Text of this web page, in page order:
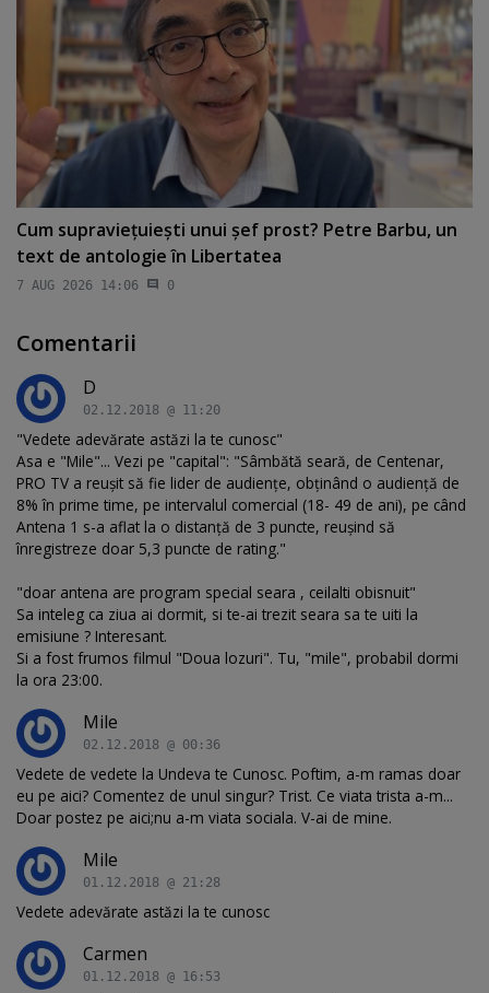
Cum supravieţuieşti unui şef prost? Petre Barbu, un
text de antologie în Libertatea
7 AUG 2026 14:06 0
Comentarii
D
02.12.2018 @ 11:20
"Vedete adevărate astăzi la te cunosc"
Asa e "Mile"... Vezi pe "capital": "Sâmbătă seară, de Centenar,
PRO TV a reuşit să fie lider de audienţe, obţinând o audienţă de
8% în prime time, pe intervalul comercial (18- 49 de ani), pe când
Antena 1 s-a aflat la o distanţă de 3 puncte, reuşind să
înregistreze doar 5,3 puncte de rating."
"doar antena are program special seara , ceilalti obisnuit"
Sa inteleg ca ziua ai dormit, si te-ai trezit seara sa te uiti la
emisiune ? Interesant.
Si a fost frumos filmul "Doua lozuri". Tu, "mile", probabil dormi
la ora 23:00.
Mile
02.12.2018 @ 00:36
Vedete de vedete la Undeva te Cunosc. Poftim, a-m ramas doar
eu pe aici? Comentez de unul singur? Trist. Ce viata trista a-m...
Doar postez pe aici;nu a-m viata sociala. V-ai de mine.
Mile
01.12.2018 @ 21:28
Vedete adevărate astăzi la te cunosc
Carmen
01.12.2018 @ 16:53